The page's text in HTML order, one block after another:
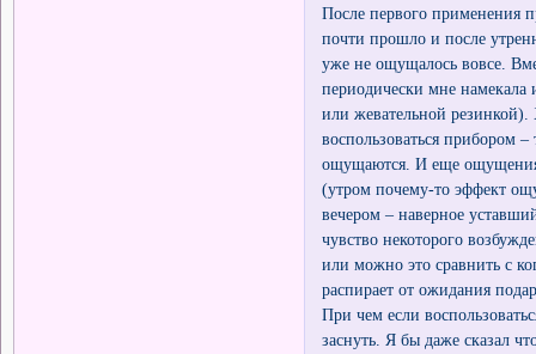
После первого применения
почти прошло и после
уже не ощущалось вовсе.
периодически мне намекала
или жевательной
воспользоваться прибором
ощущаются. И еще ощущения
(утром почему-то эффект
вечером – наверное
чувство некоторого
или можно это сравнить с
распирает от ожидания
При чем если
заснуть. Я бы даже сказал